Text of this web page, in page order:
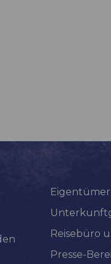
Reisebüro
Presse-